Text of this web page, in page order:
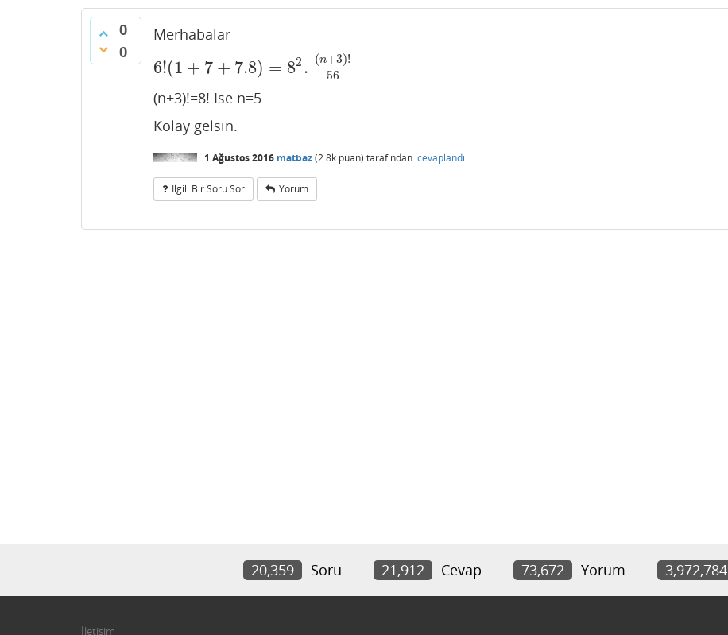
0
0
Merhabalar
6!(1 + 7 + 7.8) = 82 . (n+3)!
56
6!(1+ 7+ 7.8)= 82.(n +3 !56
(n+3)!=8! Ise n=5
Kolay gelsin.
1 Ağustos 2016 matbaz(2.8k puan) tarafından cevaplandı
Ilgili Bir Soru Sor Yorum
20,359 Soru 21,912 Cevap 73,672 Yorum 3,972,784
İletişim